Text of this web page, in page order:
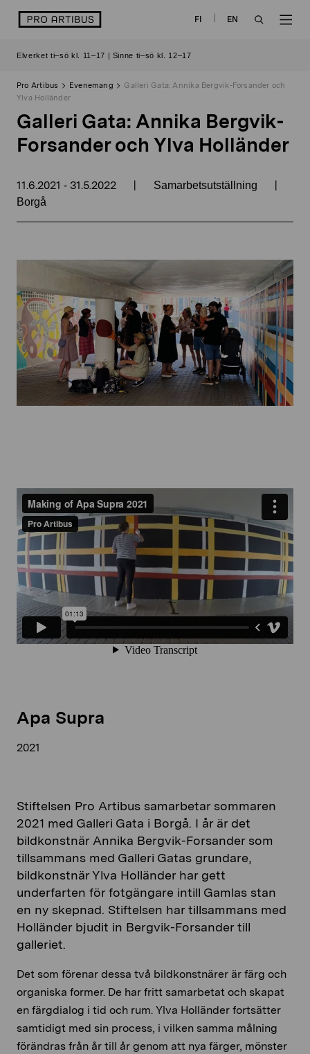
logo FI
EN
Elverket ti–sö kl. 11–17 | Sinne ti–sö kl. 12–17
Pro Artibus Evenemang
Galleri Gata: Annika Bergvik-Forsander och
Ylva Holländer
Galleri Gata: Annika Bergvik-
Forsander och Ylva Holländer
11.6.2021 - 31.5.2022 | Samarbetsutställning |
Borgå
Apa Supra
2021
Stiftelsen Pro Artibus samarbetar sommaren
2021 med Galleri Gata i Borgå. I år är det
bildkonstnär Annika Bergvik-Forsander som
tillsammans med Galleri Gatas grundare,
bildkonstnär Ylva Holländer har gett
underfarten för fotgängare intill Gamlas stan
en ny skepnad. Stiftelsen har tillsammans med
Holländer bjudit in Bergvik-Forsander till
galleriet.
Det som förenar dessa två bildkonstnärer är färg och
organiska former. De har fritt samarbetat och skapat
en färgdialog i tid och rum. Ylva Holländer fortsätter
samtidigt med sin process, i vilken samma målning
förändras från år till år genom att nya färger, mönster